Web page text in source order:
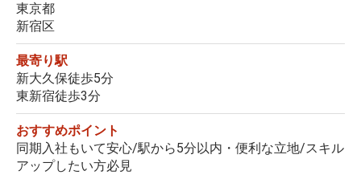
東京都
新宿区
最寄り駅
新大久保徒歩5分
東新宿徒歩3分
おすすめポイント
同期入社もいて安心/駅から5分以内・便利な立地/スキル
アップしたい方必見